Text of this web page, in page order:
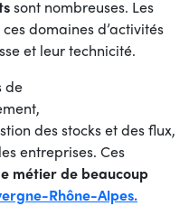
sont nombreuses. Les
domaines d’activités
et leur technicité.
de
des stocks et des flux,
entreprises. Ces
métier de beaucoup
Rhône-Alpes.